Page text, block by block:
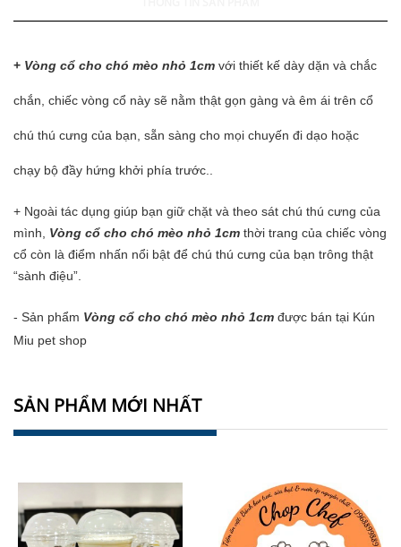
+ Vòng cổ cho chó mèo nhỏ 1cm với thiết kế dày dặn và chắc
chắn, chiếc vòng cổ này sẽ nằm thật gọn gàng và êm ái trên cổ
chú thú cưng của bạn, sẵn sàng cho mọi chuyến đi dạo hoặc
chạy bộ đầy hứng khởi phía trước..
+ Ngoài tác dụng giúp bạn giữ chặt và theo sát chú thú cưng của
mình, Vòng cổ cho chó mèo nhỏ 1cm thời trang của chiếc vòng
cổ còn là điểm nhấn nổi bật để chú thú cưng của bạn trông thật
“sành điệu”.
- Sản phẩm Vòng cổ cho chó mèo nhỏ 1cm được bán tại Kún
Miu pet shop
SẢN PHẨM MỚI NHẤT